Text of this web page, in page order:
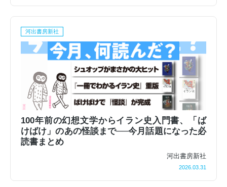
河出書房新社
100年前の幻想文学からイラン史入門書、「ば
けばけ」のあの怪談まで──今月話題になった必
読書まとめ
河出書房新社
2026.03.31